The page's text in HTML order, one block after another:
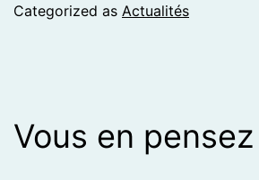
Categorized as Actualités
Vous en